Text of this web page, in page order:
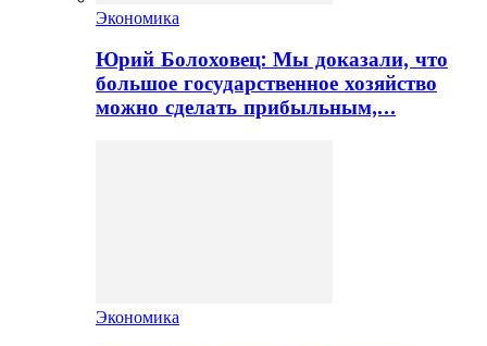
Экономика
Юрий Болоховец: Мы доказали, что
большое государственное хозяйство
можно сделать прибыльным,…
Экономика